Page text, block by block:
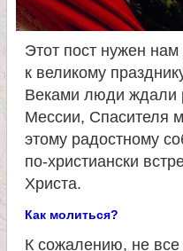
и
к
и
ц
Этот пост нужен
к великому
Веками люди ждали
Мессии, Спасителя
этому радостному
по-христиански
Христа.
Как молиться?
К сожалению, не